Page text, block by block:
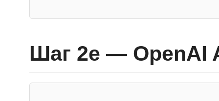
Шаг 2e — OpenAI